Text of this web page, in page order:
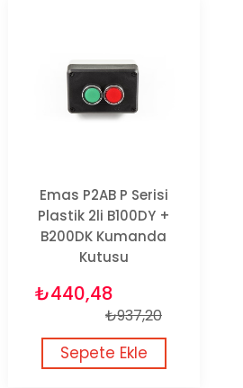
Emas P2AB P Serisi
Plastik 2li B100DY +
B200DK Kumanda
Kutusu
₺440,48
₺937,20
Sepete Ekle